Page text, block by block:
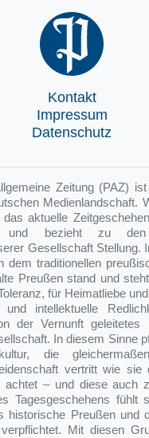
Kontakt
Impressum
Datenschutz
Zeitung (PAZ)
Medienlandschaft.
aktuelle
und bezieht zu den
Gesellschaft Stellung.
dem traditionellen
Preußen stand und
für Heimatliebe
und intellektuelle
der Vernunft geleitetes
In diesem Sinne
die
vertritt wie sie
achtet – und diese auch
Tagesgeschehens fühlt
historische Preußen und
Mit diesen